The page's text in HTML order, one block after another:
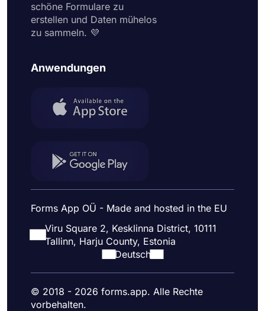
schöne Formulare zu
erstellen und Daten mühelos
zu sammeln. 💜
Anwendungen
Forms App OÜ - Made and hosted in the EU
Viru Square 2, Kesklinna District, 10111
Tallinn, Harju County, Estonia
Deutsch
© 2018 - 2026 forms.app. Alle Rechte
vorbehalten.